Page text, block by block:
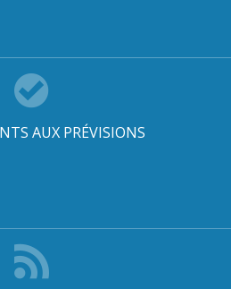
AUX PRÉVISIONS